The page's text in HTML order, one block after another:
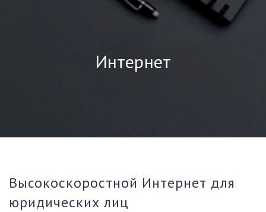
Интернет
Высокоскоростной Интернет для
юридических лиц